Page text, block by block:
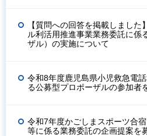
【質問への回答を掲載しまし
ル利活用推進事業業務委託に係
ザル）の実施について
令和8年度鹿児島県小児救急電
る公募型プロポーザルの参加者
令和7年度かごしまスポーツ合
等に係る業務委託の企画提案を